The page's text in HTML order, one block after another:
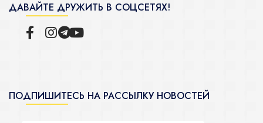
ДАВАЙТЕ ДРУЖИТЬ В СОЦСЕТЯХ!
ПОДПИШИТЕСЬ НА РАССЫЛКУ НОВОСТЕЙ